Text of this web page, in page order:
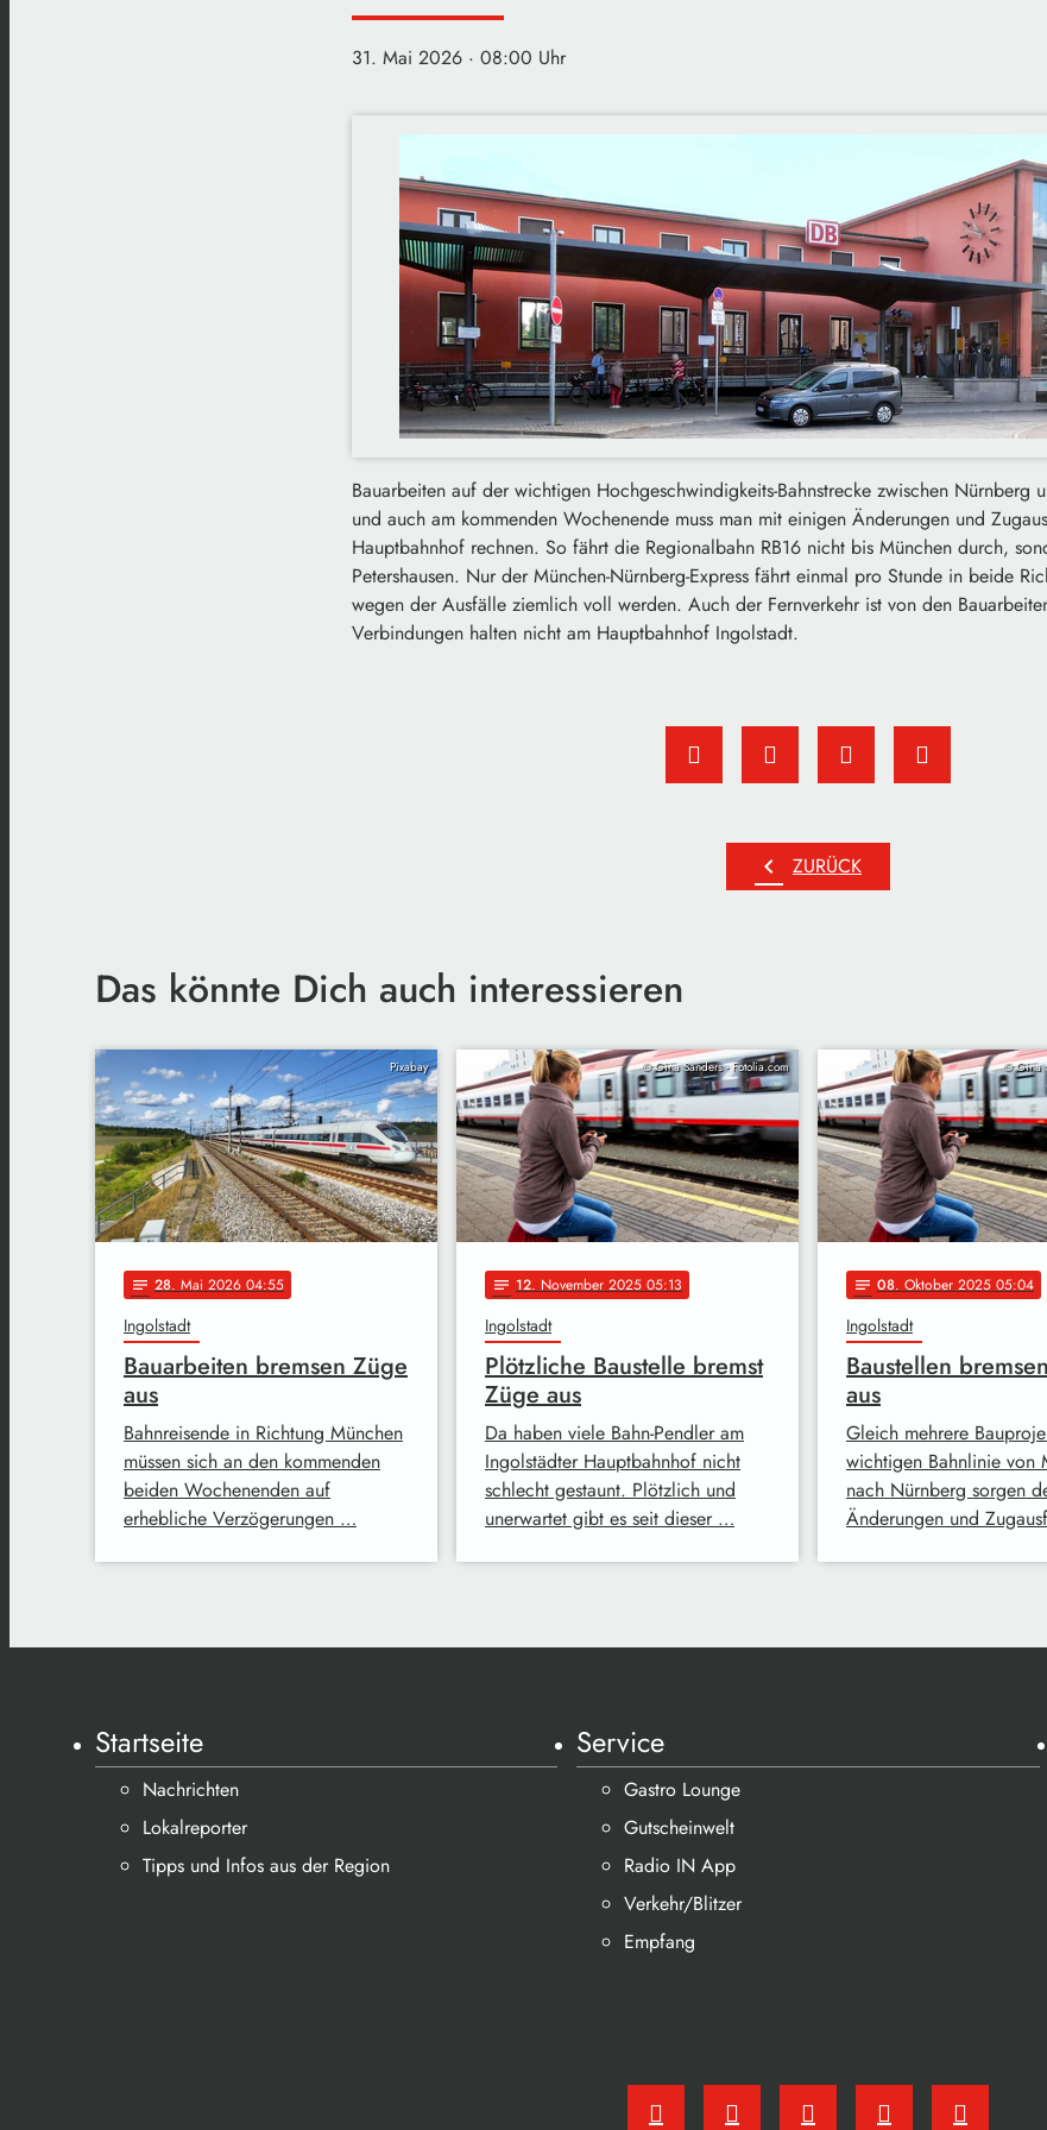
31. Mai 2026 · 08:00 Uhr
Bauarbeiten auf der wichtigen Hochgeschwindigkeits-Bahnstrecke zwischen Nürnberg
und auch am kommenden Wochenende muss man mit einigen Änderungen und
Hauptbahnhof rechnen. So fährt die Regionalbahn RB16 nicht bis München durch,
Petershausen. Nur der München-Nürnberg-Express fährt einmal pro Stunde in beide
wegen der Ausfälle ziemlich voll werden. Auch der Fernverkehr ist von den
Verbindungen halten nicht am Hauptbahnhof Ingolstadt.
chevron_left ZURÜCK
Das könnte Dich auch interessieren
Pixabay
notes 28. Mai 2026 04:55
Ingolstadt
Bauarbeiten bremsen Züge
aus
Bahnreisende in Richtung München
müssen sich an den kommenden
beiden Wochenenden auf
erhebliche Verzögerungen …
© Gina Sanders - Fotolia.com
notes 12. November 2025 05:13
Ingolstadt
Plötzliche Baustelle bremst
Züge aus
Da haben viele Bahn-Pendler am
Ingolstädter Hauptbahnhof nicht
schlecht gestaunt. Plötzlich und
unerwartet gibt es seit dieser …
© Gina
notes 08. Oktober 2025 05:04
Ingolstadt
Baustellen
aus
Gleich mehrere
wichtigen Bahnlinie von
nach Nürnberg sorgen
Änderungen und
Startseite
Nachrichten
Lokalreporter
Tipps und Infos aus der Region
Service
Gastro Lounge
Gutscheinwelt
Radio IN App
Verkehr/Blitzer
Empfang